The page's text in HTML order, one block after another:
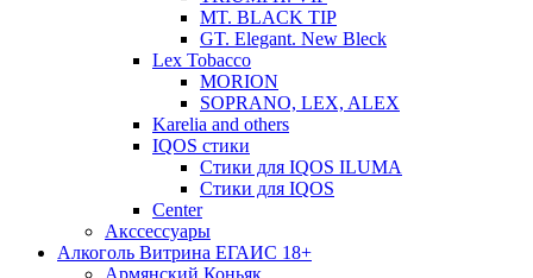
MT. BLACK TIP
GT. Elegant. New Bleck
Lex Tobacco
MORION
SOPRANO, LEX, ALEX
Karelia and others
IQOS стики
Стики для IQOS ILUMA
Стики для IQOS
Сenter
Акссессуары
Алкоголь Витрина ЕГАИС 18+
Армянский Коньяк